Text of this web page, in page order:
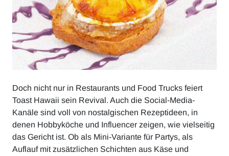
Doch nicht nur in Restaurants und Food Trucks feiert
Toast Hawaii sein Revival. Auch die Social-Media-
Kanäle sind voll von nostalgischen Rezeptideen, in
denen Hobbyköche und Influencer zeigen, wie vielseitig
das Gericht ist. Ob als Mini-Variante für Partys, als
Auflauf mit zusätzlichen Schichten aus Käse und